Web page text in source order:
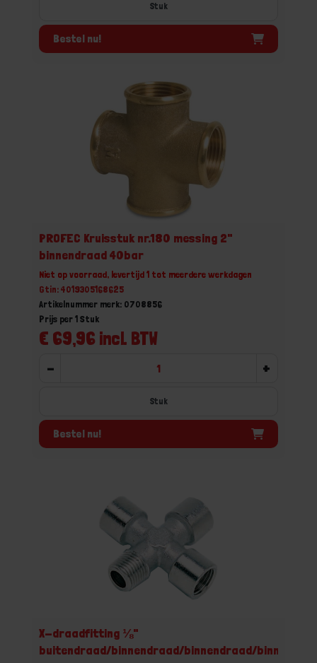
Stuk
Bestel nu!
PROFEC Kruisstuk nr.180 messing 2"
binnendraad 40bar
Niet op voorraad, levertijd 1 tot meerdere werkdagen
Gtin: 4019305168625
Artikelnummer merk: 0708856
€ 69,96 incl. BTW
Prijs per 1 Stuk
- +
Stuk
Bestel nu!
X-draadfitting ⅛"
buitendraad/binnendraad/binnendraad/